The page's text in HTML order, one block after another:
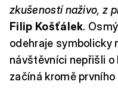
zkušeností naživo, z
Filip Košťálek.
odehraje symbolicky
návštěvníci nepřišli
začíná kromě